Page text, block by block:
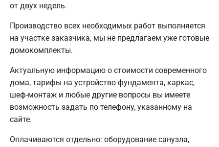
от двух недель.
Производство всех необходимых работ выполняется
на участке заказчика, мы не предлагаем уже готовые
домокомплекты.
Актуальную информацию о стоимости современного
дома, тарифы на устройство фундамента, каркас,
шеф-монтаж и любые другие вопросы вы имеете
возможность задать по телефону, указанному на
сайте.
Оплачиваются отдельно: оборудование санузла,